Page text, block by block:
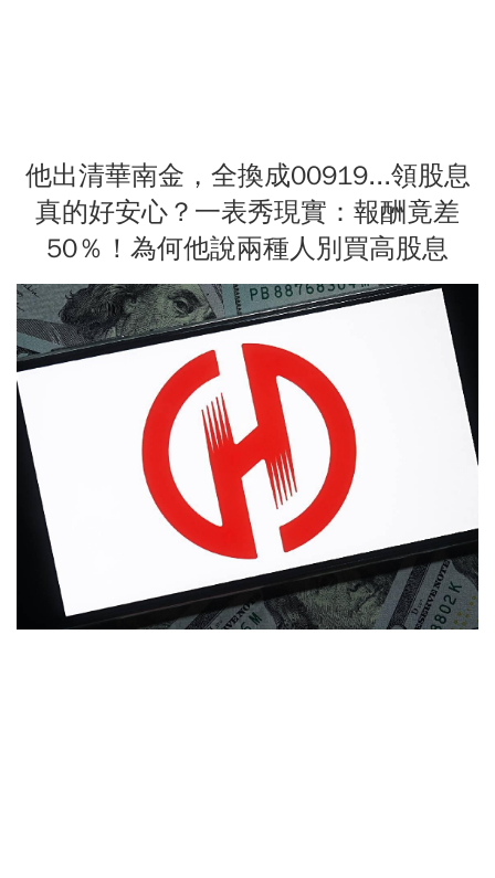
他出清華南金，全換成00919...領股息
真的好安心？一表秀現實：報酬竟差
50％！為何他說兩種人別買高股息